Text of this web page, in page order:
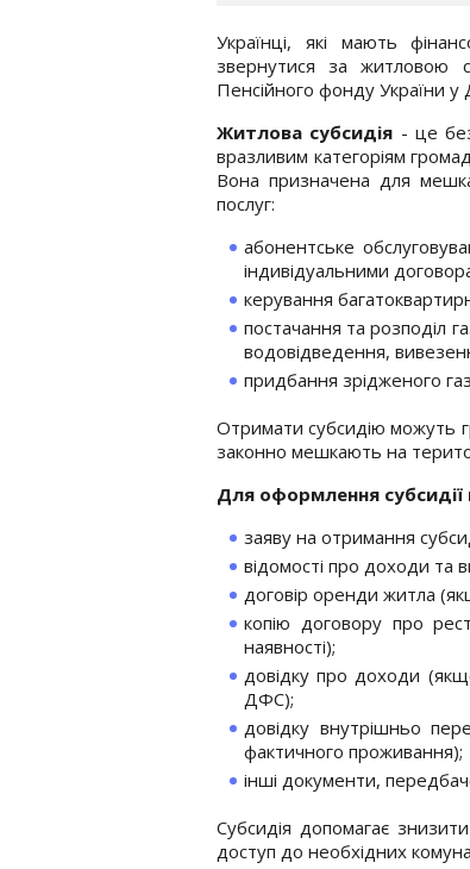
Українці, які мають
звернутися за житловою
Пенсійного фонду України у
Житлова субсидія - це
вразливим категоріям
Вона призначена для
послуг:
абонентське
індивідуальними
керування
постачання та розподіл
водовідведення,
придбання зрідженого
Отримати субсидію можуть
законно мешкають на
Для оформлення субсидії
заяву на отримання
відомості про доходи та
договір оренди житла
копію договору про
наявності);
довідку про доходи
ДФС);
довідку внутрішньо
фактичного проживання);
інші документи,
Субсидія допомагає
доступ до необхідних